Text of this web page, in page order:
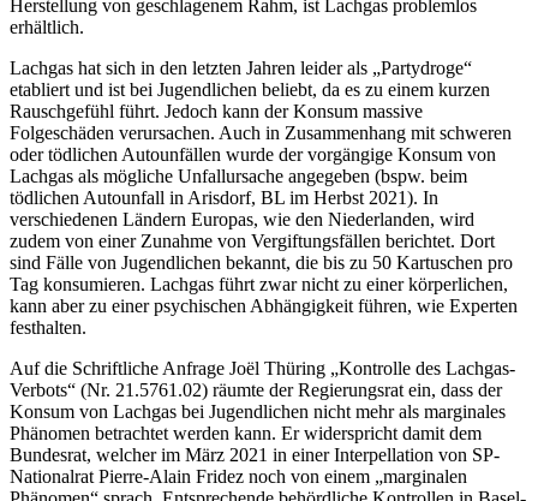
Herstellung von geschlagenem Rahm, ist Lachgas problemlos
erhältlich.
Lachgas hat sich in den letzten Jahren leider als „Partydroge“
etabliert und ist bei Jugendlichen beliebt, da es zu einem kurzen
Rauschgefühl führt. Jedoch kann der Konsum massive
Folgeschäden verursachen. Auch in Zusammenhang mit schweren
oder tödlichen Autounfällen wurde der vorgängige Konsum von
Lachgas als mögliche Unfallursache angegeben (bspw. beim
tödlichen Autounfall in Arisdorf, BL im Herbst 2021). In
verschiedenen Ländern Europas, wie den Niederlanden, wird
zudem von einer Zunahme von Vergiftungsfällen berichtet. Dort
sind Fälle von Jugendlichen bekannt, die bis zu 50 Kartuschen pro
Tag konsumieren. Lachgas führt zwar nicht zu einer körperlichen,
kann aber zu einer psychischen Abhängigkeit führen, wie Experten
festhalten.
Auf die Schriftliche Anfrage Joël Thüring „Kontrolle des Lachgas-
Verbots“ (Nr. 21.5761.02) räumte der Regierungsrat ein, dass der
Konsum von Lachgas bei Jugendlichen nicht mehr als marginales
Phänomen betrachtet werden kann. Er widerspricht damit dem
Bundesrat, welcher im März 2021 in einer Interpellation von SP-
Nationalrat Pierre-Alain Fridez noch von einem „marginalen